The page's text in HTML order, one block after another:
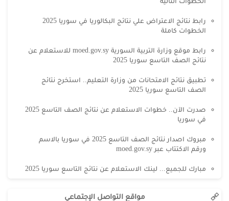
رابط نتائج الاعتراض علي نتائج البكالوريا في سوريا 2025
الخطوات كاملة
رابط موقع وزارة التربية السورية moed.gov.sy للاستعلام عن
نتائج الصف التاسع سوريا 2025
تطبيق نتائج الامتحانات من وزارة التعليم.. استخرج نتائج
الصف التاسع سوريا 2025
صدرت الآن.. خطوات الاستعلام عن نتائج الصف التاسع 2025
في سوريا
مبروك اصدار نتائج الصف التاسع 2025 في سوريا بالاسم
ورقم الاكتتاب عبر moed.gov.sy
مبارك للجميع... لينك الاستعلام عن نتائج التاسع سوريا 2025
مواقع التواصل الإجتماعي